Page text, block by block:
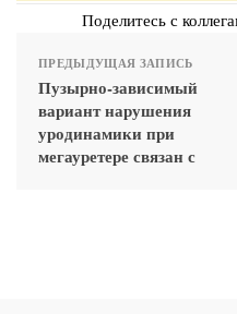
Поделитесь с
ПРЕДЫДУЩАЯ ЗАПИСЬ
Пузырно-зависимый
вариант нарушения
уродинамики при
мегауретере связан с